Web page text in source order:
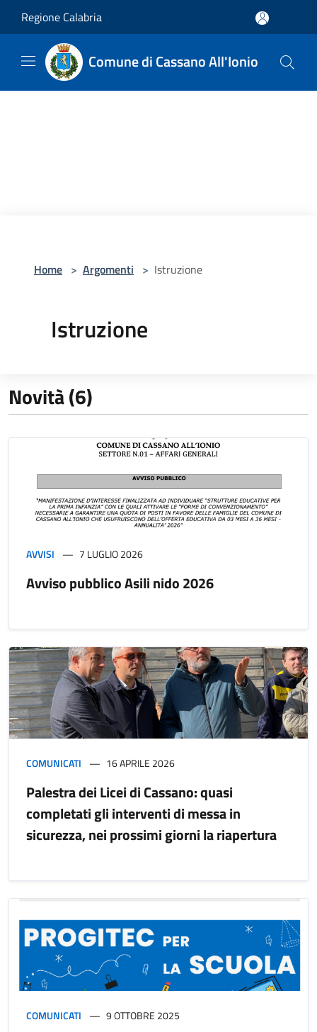
Regione Calabria
Comune di Cassano All'Ionio
Home > Argomenti > Istruzione
Istruzione
Novità (6)
AVVISI 7 LUGLIO 2026
Avviso pubblico Asili nido 2026
COMUNICATI 16 APRILE 2026
Palestra dei Licei di Cassano: quasi
completati gli interventi di messa in
sicurezza, nei prossimi giorni la riapertura
COMUNICATI 9 OTTOBRE 2025